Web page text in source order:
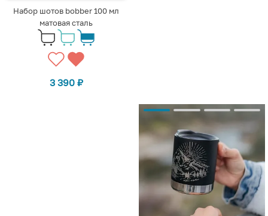
Набор шотов bobber 100 мл
матовая сталь
3 390 ₽